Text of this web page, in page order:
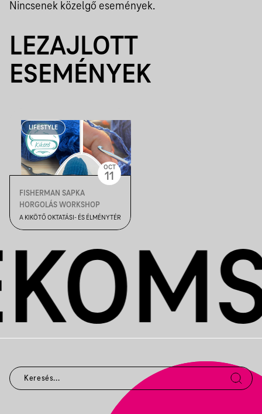
Nincsenek közelgő események.
LEZAJLOTT
ESEMÉNYEK
LIFESTYLE
FISHERMAN SAPKA
HORGOLÁS WORKSHOP
A KIKÖTŐ OKTATÁSI- ÉS ÉLMÉNYTÉR
OCT
11